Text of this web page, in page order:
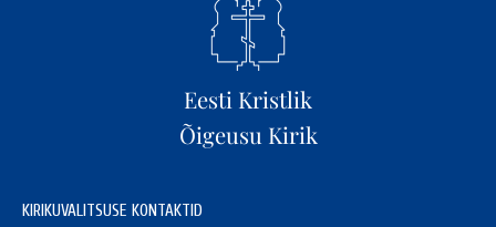
Eesti Kristlik
Õigeusu Kirik
KIRIKUVALITSUSE KONTAKTID